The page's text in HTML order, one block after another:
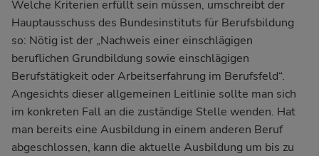
Welche Kriterien erfüllt sein müssen, umschreibt der
Hauptausschuss des Bundesinstituts für Berufsbildung
so: Nötig ist der „Nachweis einer einschlägigen
beruflichen Grundbildung sowie einschlägigen
Berufstätigkeit oder Arbeitserfahrung im Berufsfeld“.
Angesichts dieser allgemeinen Leitlinie sollte man sich
im konkreten Fall an die zuständige Stelle wenden. Hat
man bereits eine Ausbildung in einem anderen Beruf
abgeschlossen, kann die aktuelle Ausbildung um bis zu